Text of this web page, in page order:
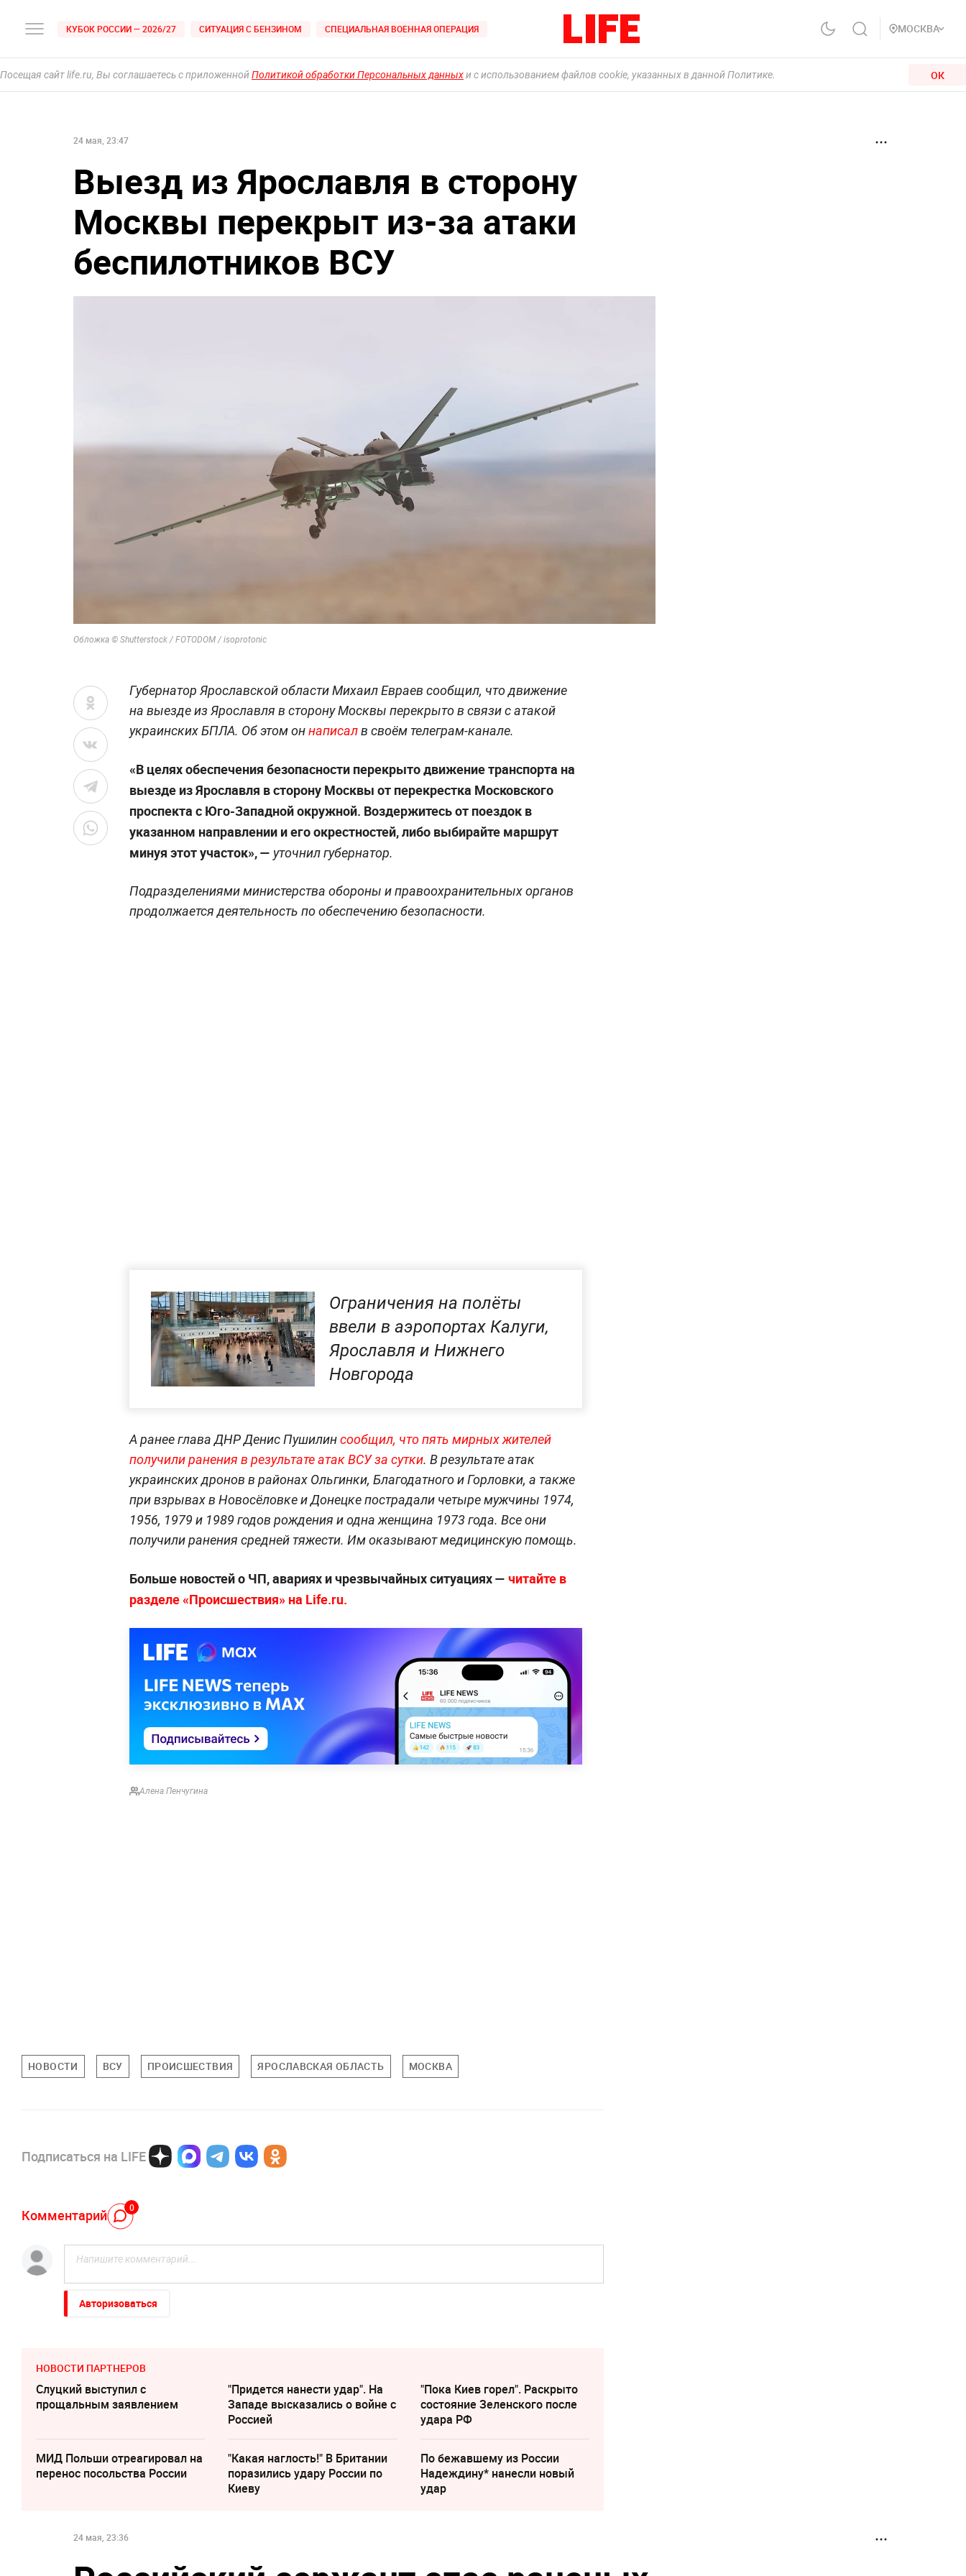
КУБОК РОССИИ — 2026/27 СИТУАЦИЯ С БЕНЗИНОМ СПЕЦИАЛЬНАЯ ВОЕННАЯ ОПЕРАЦИЯ МОСКВА
Посещая сайт life.ru, Вы соглашаетесь с приложеннойПолитикой обработки Персональных данныхи с использованием файлов cookie, указанных в данной Политике. ОК
24 мая, 23:47
Выезд из Ярославля в сторону
Москвы перекрыт из-за атаки
беспилотников ВСУ
Обложка © Shutterstock / FOTODOM / isoprotonic
Губернатор Ярославской области Михаил Евраев сообщил, что движение
на выезде из Ярославля в сторону Москвы перекрыто в связи с атакой
украинских БПЛА. Об этом оннаписалв своём телеграм-канале.
«В целях обеспечения безопасности перекрыто движение транспорта на
выезде из Ярославля в сторону Москвы от перекрестка Московского
проспекта с Юго-Западной окружной. Воздержитесь от поездок в
указанном направлении и его окрестностей, либо выбирайте маршрут
минуя этот участок», — уточнил губернатор.
Подразделениями министерства обороны и правоохранительных органов
продолжается деятельность по обеспечению безопасности.
Ограничения на полёты
ввели в аэропортах Калуги,
Ярославля и Нижнего
Новгорода
А ранее глава ДНР Денис Пушилинсообщил, что пять мирных жителей
получили ранения в результате атак ВСУ за сутки. В результате атак
украинских дронов в районах Ольгинки, Благодатного и Горловки, а также
при взрывах в Новосёловке и Донецке пострадали четыре мужчины 1974,
1956, 1979 и 1989 годов рождения и одна женщина 1973 года. Все они
получили ранения средней тяжести. Им оказывают медицинскую помощь.
Больше новостей о ЧП, авариях и чрезвычайных ситуациях — читайте в
разделе «Происшествия» на Life.ru.
Алена Пенчугина
НОВОСТИ ВСУ ПРОИСШЕСТВИЯ ЯРОСЛАВСКАЯ ОБЛАСТЬ МОСКВА
Подписаться на LIFE
Комментарий 0
Авторизоваться
НОВОСТИ ПАРТНЕРОВ
Слуцкий выступил с
прощальным заявлением
"Придется нанести удар". На
Западе высказались о войне с
Россией
"Пока Киев горел". Раскрыто
состояние Зеленского после
удара РФ
МИД Польши отреагировал на
перенос посольства России
"Какая наглость!" В Британии
поразились удару России по
Киеву
По бежавшему из России
Надеждину* нанесли новый
удар
24 мая, 23:36